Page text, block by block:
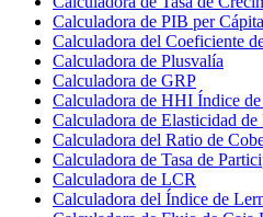
Calculadora de PIB per Cápita
Calculadora del Coeficiente
Calculadora de Plusvalía
Calculadora de GRP
Calculadora de HHI Índice
Calculadora de Elasticidad
Calculadora del Ratio de
Calculadora de Tasa de
Calculadora de LCR
Calculadora del Índice de